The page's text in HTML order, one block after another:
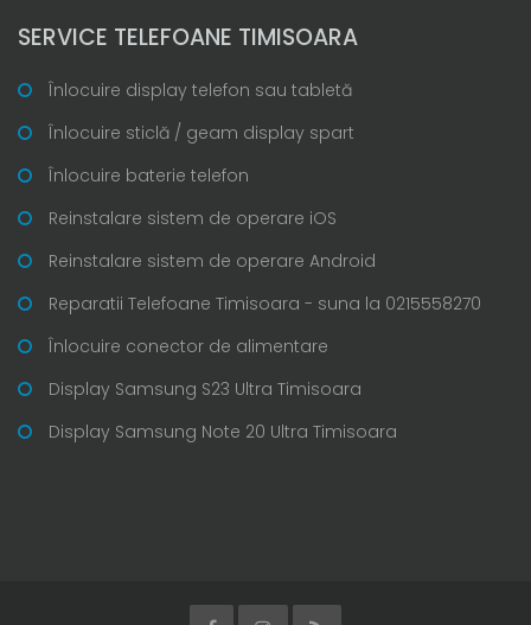
SERVICE TELEFOANE TIMISOARA
Înlocuire display telefon sau tabletă
Înlocuire sticlă / geam display spart
Înlocuire baterie telefon
Reinstalare sistem de operare iOS
Reinstalare sistem de operare Android
Reparatii Telefoane Timisoara - suna la 0215558270
Înlocuire conector de alimentare
Display Samsung S23 Ultra Timisoara
Display Samsung Note 20 Ultra Timisoara